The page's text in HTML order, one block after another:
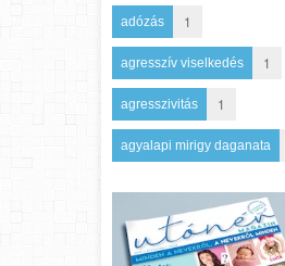
adózás 1
agresszív viselkedés 1
agresszivitás 1
agyalapi mirigy daganata